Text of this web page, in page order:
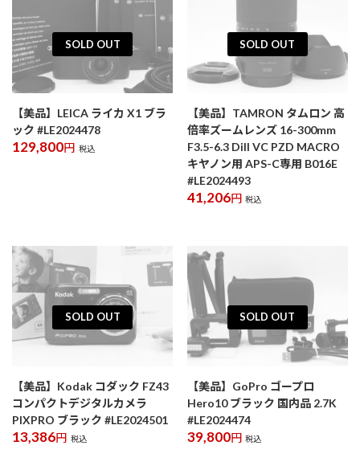
SOLD OUT
【美品】LEICA ライカ X1 ブラ
ック #LE2024478
129,800円 税込
SOLD OUT
【美品】TAMRON タムロン 高
倍率ズームレンズ 16-300mm
F3.5-6.3 DiII VC PZD MACRO
キヤノン用 APS-C専用 B016E
#LE2024493
41,206円 税込
SOLD OUT
【美品】Kodak コダック FZ43
コンパクトデジタルカメラ
PIXPRO ブラック #LE2024501
13,386円 税込
SOLD OUT
【美品】GoPro ゴープロ
Hero10 ブラック 国内品 2.7K
#LE2024474
39,800円 税込